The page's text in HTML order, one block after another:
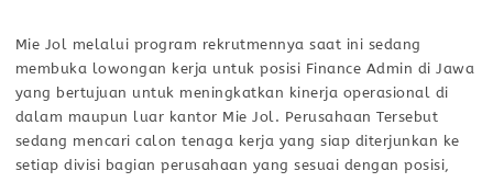
Mie Jol melalui program rekrutmennya saat ini sedang
membuka lowongan kerja untuk posisi Finance Admin di Jawa
yang bertujuan untuk meningkatkan kinerja operasional di
dalam maupun luar kantor Mie Jol. Perusahaan Tersebut
sedang mencari calon tenaga kerja yang siap diterjunkan ke
setiap divisi bagian perusahaan yang sesuai dengan posisi,